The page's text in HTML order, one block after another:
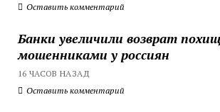
Оставить комментарий
Банки увеличили возврат
мошенниками у россиян
16 ЧАСОВ НАЗАД
Оставить комментарий